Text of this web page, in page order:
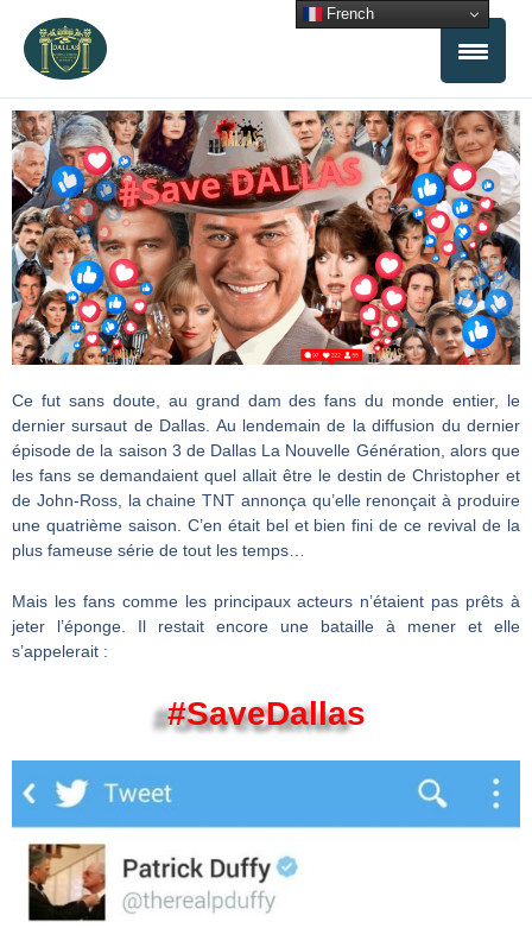
contenu
Ce fut sans doute, au grand dam des fans du monde entier, le
dernier sursaut de Dallas. Au lendemain de la diffusion du dernier
épisode de la saison 3 de Dallas La Nouvelle Génération, alors que
les fans se demandaient quel allait être le destin de Christopher et
de John-Ross, la chaine TNT annonça qu’elle renonçait à produire
une quatrième saison. C’en était bel et bien fini de ce revival de la
plus fameuse série de tout les temps…
Mais les fans comme les principaux acteurs n’étaient pas prêts à
jeter l’éponge. Il restait encore une bataille à mener et elle
s’appelerait :
#SaveDallas
French